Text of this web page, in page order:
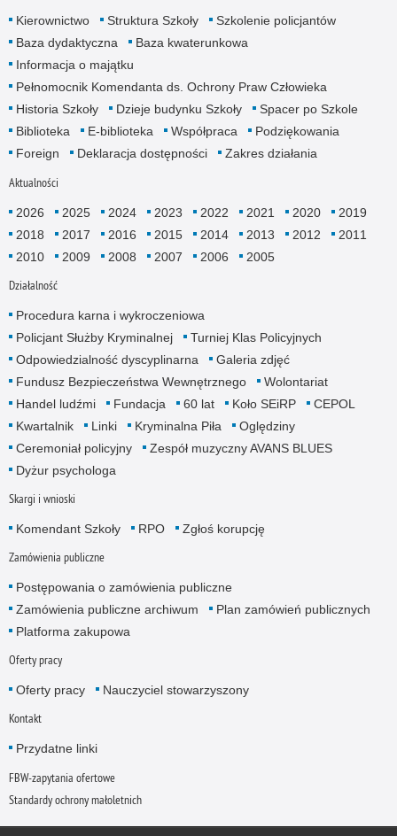
Kierownictwo Struktura Szkoły
Szkolenie policjantów
Baza dydaktyczna
Baza kwaterunkowa
Informacja o majątku
Pełnomocnik Komendanta ds. Ochrony Praw Człowieka
Historia Szkoły
Dzieje budynku Szkoły
Spacer po Szkole
Biblioteka
E-biblioteka Współpraca
Podziękowania
Foreign
Deklaracja dostępności Zakres działania
Aktualności
2026 2025 2024 2023 2022 2021 2020
2019
2018
2017 2016 2015 2014 2013 2012
2011
2010
2009 2008 2007 2006 2005
Działalność
Procedura karna i wykroczeniowa
Policjant Służby Kryminalnej
Turniej Klas Policyjnych
Odpowiedzialność dyscyplinarna
Galeria zdjęć
Fundusz Bezpieczeństwa Wewnętrznego
Wolontariat
Handel ludźmi
Fundacja 60 lat Koło SEiRP
CEPOL
Kwartalnik
Linki Kryminalna Piła
Oględziny
Ceremoniał policyjny
Zespół muzyczny AVANS BLUES
Dyżur psychologa
Skargi i wnioski
Komendant Szkoły RPO Zgłoś korupcję
Zamówienia publiczne
Postępowania o zamówienia publiczne
Zamówienia publiczne archiwum
Plan zamówień publicznych
Platforma zakupowa
Oferty pracy
Oferty pracy Nauczyciel stowarzyszony
Kontakt
Przydatne linki
FBW-zapytania ofertowe
Standardy ochrony małoletnich